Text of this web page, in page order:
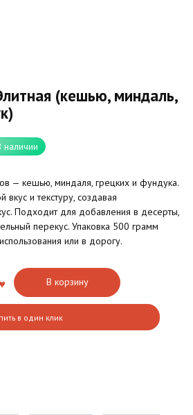
(кешью, миндаль,
наличии
— кешью, миндаля, грецких и фундука.
и текстуру, создавая
Подходит для добавления в десерты,
перекус. Упаковка 500 грамм
или в дорогу.
В корзину
в один клик